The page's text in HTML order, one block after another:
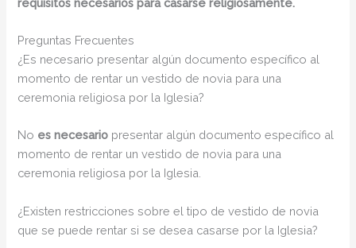
Preguntas Frecuentes
¿Es necesario presentar algún documento específico al
momento de rentar un vestido de novia para una
ceremonia religiosa por la Iglesia?
No es necesario presentar algún documento específico al
momento de rentar un vestido de novia para una
ceremonia religiosa por la Iglesia.
¿Existen restricciones sobre el tipo de vestido de novia
que se puede rentar si se desea casarse por la Iglesia?